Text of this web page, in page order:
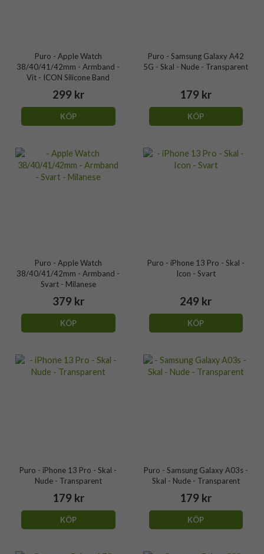
Puro - Apple Watch
38/40/41/42mm - Armband -
Vit - ICON Silicone Band
299 kr
KÖP
Puro - Samsung Galaxy A42
5G - Skal - Nude - Transparent
179 kr
KÖP
Puro - Apple Watch
38/40/41/42mm - Armband -
Svart - Milanese
379 kr
KÖP
Puro - iPhone 13 Pro - Skal -
Icon - Svart
249 kr
KÖP
Puro - iPhone 13 Pro - Skal -
Nude - Transparent
179 kr
KÖP
Puro - Samsung Galaxy A03s -
Skal - Nude - Transparent
179 kr
KÖP